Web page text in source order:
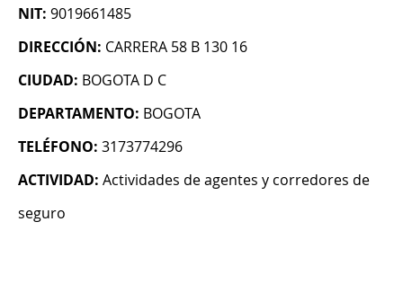
NIT: 9019661485
DIRECCIÓN: CARRERA 58 B 130 16
CIUDAD: BOGOTA D C
DEPARTAMENTO: BOGOTA
TELÉFONO: 3173774296
ACTIVIDAD: Actividades de agentes y corredores de
seguro